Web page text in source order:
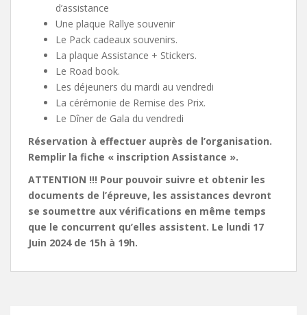
d’assistance
Une plaque Rallye souvenir
Le Pack cadeaux souvenirs.
La plaque Assistance + Stickers.
Le Road book.
Les déjeuners du mardi au vendredi
La cérémonie de Remise des Prix.
Le Dîner de Gala du vendredi
Réservation à effectuer auprès de l’organisation.
Remplir la fiche « inscription Assistance ».
ATTENTION !!! Pour pouvoir suivre et obtenir les
documents de l’épreuve, les assistances devront
se soumettre aux vérifications en même temps
que le concurrent qu’elles assistent. Le lundi 17
Juin 2024 de 15h à 19h.